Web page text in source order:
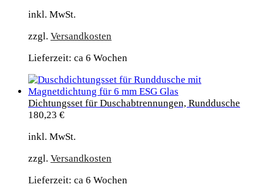
inkl. MwSt.
zzgl. Versandkosten
Lieferzeit: ca 6 Wochen
Dichtungsset für Duschabtrennungen, Runddusche
180,23 €
inkl. MwSt.
zzgl. Versandkosten
Lieferzeit: ca 6 Wochen